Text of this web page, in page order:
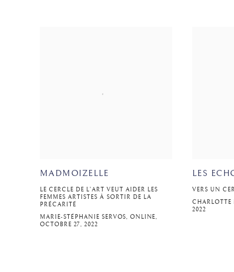
MADMOIZELLE
LE CERCLE DE L’ART VEUT AIDER LES
FEMMES ARTISTES À SORTIR DE LA
PRÉCARITÉ
MARIE-STÉPHANIE SERVOS, ONLINE,
OCTOBRE 27, 2022
LES
VERS UN
CHARLOTTE
2022